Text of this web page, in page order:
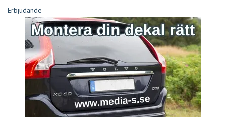
Erbjudande